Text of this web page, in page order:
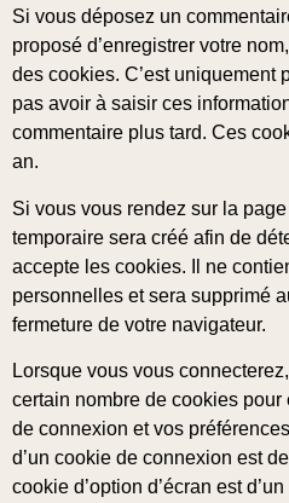
Si vous déposez un
proposé d’enregistrer votre
des cookies. C’est uniquement
pas avoir à saisir ces
commentaire plus tard. Ces
an.
Si vous vous rendez sur la
temporaire sera créé afin de
accepte les cookies. Il ne
personnelles et sera supprimé
fermeture de votre navigateur.
Lorsque vous vous
certain nombre de cookies
de connexion et vos
d’un cookie de connexion est
cookie d’option d’écran est